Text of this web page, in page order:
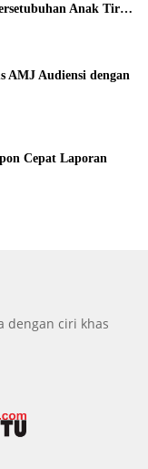
Anak Tiri
AMJ Audiensi dengan
Cepat Laporan
dengan ciri khas